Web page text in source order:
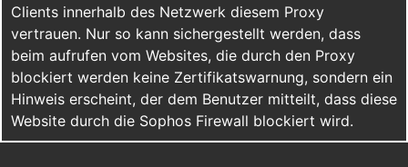
Clients innerhalb des Netzwerk diesem Proxy
vertrauen. Nur so kann sichergestellt werden, dass
beim aufrufen vom Websites, die durch den Proxy
blockiert werden keine Zertifikatswarnung, sondern ein
Hinweis erscheint, der dem Benutzer mitteilt, dass diese
Website durch die Sophos Firewall blockiert wird.